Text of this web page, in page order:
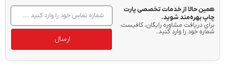
همین حالا از خدمات تخصصی پارت
چاپ بهره‌مند شوید.
برای دریافت مشاوره رایگان، کافیست
شماره خود را وارد کنید.
ارسال